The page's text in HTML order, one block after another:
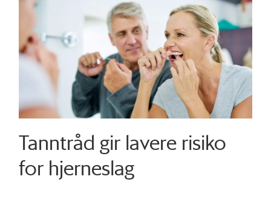
Tanntråd gir lavere risiko
for hjerneslag